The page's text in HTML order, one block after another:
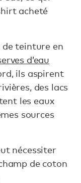
acheté
de teinture en
d’eau
ils aspirent
des lacs
les eaux
sources
nécessiter
de coton